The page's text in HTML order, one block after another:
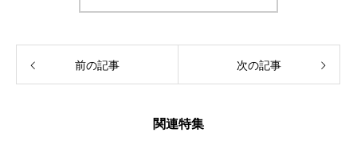
前の記事 次の記事
関連特集